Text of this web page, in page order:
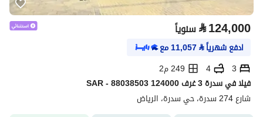
⃁124,000 سنوياً
ادفع شهرياً⃁
11,057مع
3
4
249 م2
فیلا في سدرة 3 غرف 124000 SAR - 88038503
شارع 274 سدرة، حي سدرة، الرياض